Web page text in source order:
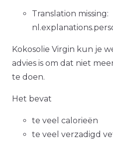
Translation missing:
Kokosolie Virgin kun je
advies is om dat niet
te doen.
Het bevat
te veel calorieën
te veel verzadigd